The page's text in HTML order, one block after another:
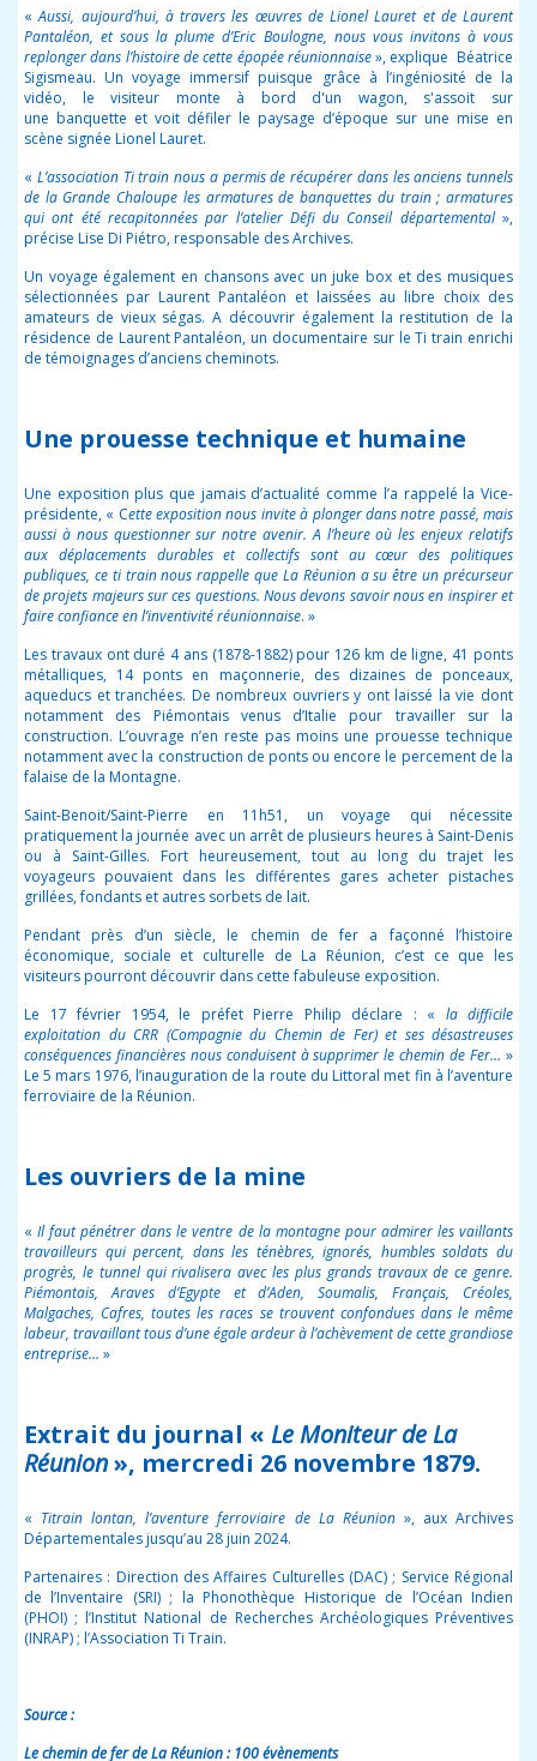
«Aussi, aujourd’hui, à travers les œuvres de Lionel Lauret et de Laurent
Pantaléon, et sous la plume d’Eric Boulogne, nous vous invitons à vous
replonger dans l’histoire de cette épopée réunionnaise», explique Béatrice
Sigismeau. Un voyage immersif puisque grâce à l’ingéniosité de la
vidéo, le visiteur monte à bord d'un wagon, s'assoit sur
une banquette et voit défiler le paysage d’époque sur une mise en
scène signée Lionel Lauret.
« L’association Ti train nous a permis de récupérer dans les anciens tunnels
de la Grande Chaloupe les armatures de banquettes du train ; armatures
qui ont été recapitonnées par l’atelier Défi du Conseil départemental»,
précise Lise Di Piétro, responsable des Archives.
Un voyage également en chansons avec un juke box et des musiques
sélectionnées par Laurent Pantaléon et laissées au libre choix des
amateurs de vieux ségas. A découvrir également la restitution de la
résidence de Laurent Pantaléon, un documentaire sur le Ti train enrichi
de témoignages d’anciens cheminots.
Une prouesse technique et humaine
Une exposition plus que jamais d’actualité comme l’a rappelé la Vice-
présidente, « Cette exposition nous invite à plonger dans notre passé, mais
aussi à nous questionner sur notre avenir. A l’heure où les enjeux relatifs
aux déplacements durables et collectifs sont au cœur des politiques
publiques, ce ti train nous rappelle que La Réunion a su être un précurseur
de projets majeurs sur ces questions. Nous devons savoir nous en inspirer et
faire confiance en l’inventivité réunionnaise. »
Les travaux ont duré 4 ans (1878-1882) pour 126 km de ligne, 41 ponts
métalliques, 14 ponts en maçonnerie, des dizaines de ponceaux,
aqueducs et tranchées. De nombreux ouvriers y ont laissé la vie dont
notamment des Piémontais venus d’Italie pour travailler sur la
construction. L’ouvrage n’en reste pas moins une prouesse technique
notamment avec la construction de ponts ou encore le percement de la
falaise de la Montagne.
Saint-Benoit/Saint-Pierre en 11h51, un voyage qui nécessite
pratiquement la journée avec un arrêt de plusieurs heures à Saint-Denis
ou à Saint-Gilles. Fort heureusement, tout au long du trajet les
voyageurs pouvaient dans les différentes gares acheter pistaches
grillées, fondants et autres sorbets de lait.
Pendant près d’un siècle, le chemin de fer a façonné l’histoire
économique, sociale et culturelle de La Réunion, c’est ce que les
visiteurs pourront découvrir dans cette fabuleuse exposition.
Le 17 février 1954, le préfet Pierre Philip déclare : « la difficile
exploitation du CRR (Compagnie du Chemin de Fer) et ses désastreuses
conséquences financières nous conduisent à supprimer le chemin de Fer… »
Le 5 mars 1976, l’inauguration de la route du Littoral met fin à l’aventure
ferroviaire de la Réunion.
Les ouvriers de la mine
«Il faut pénétrer dans le ventre de la montagne pour admirer les vaillants
travailleurs qui percent, dans les ténèbres, ignorés, humbles soldats du
progrès, le tunnel qui rivalisera avec les plus grands travaux de ce genre.
Piémontais, Araves d’Egypte et d’Aden, Soumalis, Français, Créoles,
Malgaches, Cafres, toutes les races se trouvent confondues dans le même
labeur, travaillant tous d’une égale ardeur à l’achèvement de cette grandiose
entreprise… »
Extrait du journal « Le Moniteur de La
Réunion», mercredi 26 novembre 1879.
« Titrain lontan, l’aventure ferroviaire de La Réunion», aux Archives
Départementales jusqu’au 28 juin 2024.
Partenaires : Direction des Affaires Culturelles (DAC) ; Service Régional
de l’Inventaire (SRI) ; la Phonothèque Historique de l’Océan Indien
(PHOI) ; l’Institut National de Recherches Archéologiques Préventives
(INRAP) ; l’Association Ti Train.
Source :
Le chemin de fer de La Réunion : 100 évènements